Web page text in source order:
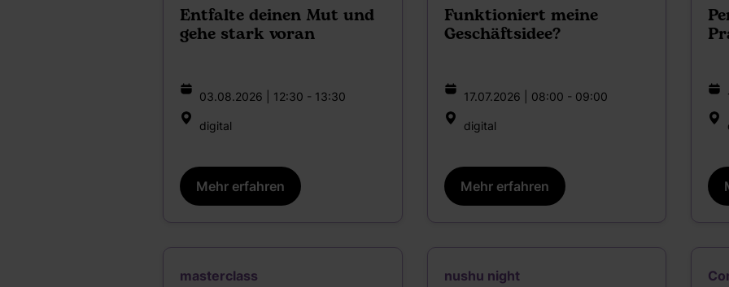
Entfalte deinen Mut und
gehe stark voran
03.08.2026 | 12:30 - 13:30
digital
Mehr erfahren
Funktioniert meine
Geschäftsidee?
17.07.2026 | 08:00 - 09:00
digital
Mehr erfahren
masterclass nushu night